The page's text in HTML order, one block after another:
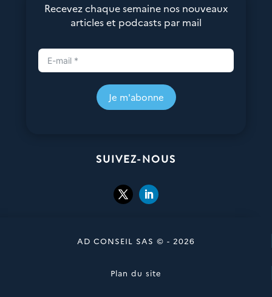
Recevez chaque semaine nos nouveaux
articles et podcasts par mail
Je m'abonne
SUIVEZ-NOUS
AD CONSEIL SAS © - 2026
Plan du site